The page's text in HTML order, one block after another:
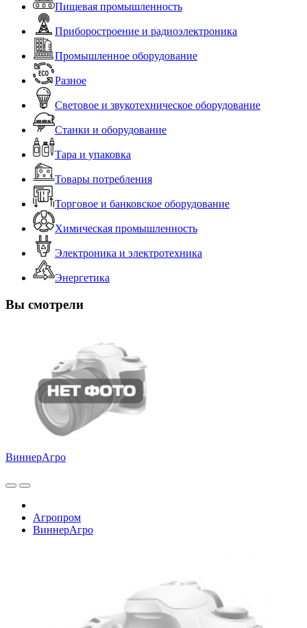
Пищевая промышленность
Приборостроение и радиоэлектроника
Промышленное оборудование
Разное
Световое и звукотехническое оборудование
Станки и оборудование
Тара и упаковка
Товары потребления
Торговое и банковское оборудование
Химическая промышленность
Электроника и электротехника
Энергетика
Вы смотрели
ВиннерАгро
Агропром
ВиннерАгро